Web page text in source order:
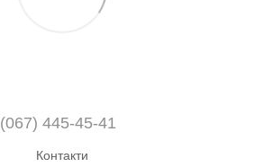
(067) 445-45-41
Контакти